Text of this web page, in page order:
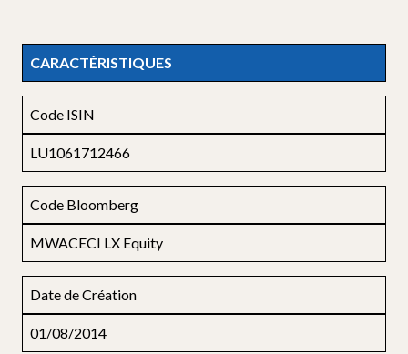
CARACTÉRISTIQUES
Code ISIN
LU1061712466
Code Bloomberg
MWACECI LX Equity
Date de Création
01/08/2014